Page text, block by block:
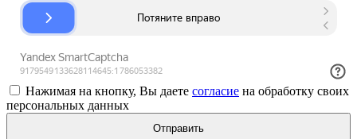
Нажимая на кнопку, Вы даете согласие на обработку своих
персональных данных
Отправить